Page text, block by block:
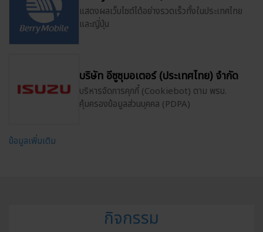
แสดงผลเว็บไซต์ได้อย่างรวดเร็วทั้งในประเทศไทย
และญี่ปุ่น
บริษัท อีซูซุมอเตอร์ (ประเทศไทย) จำกัด
บริหารจัดการคุกกี้ (Cookiebot) ตาม พรบ.
คุ้มครองข้อมูลส่วนบุคคล (PDPA)
ข้อมูลเพิ่มเติม
กิจกรรม